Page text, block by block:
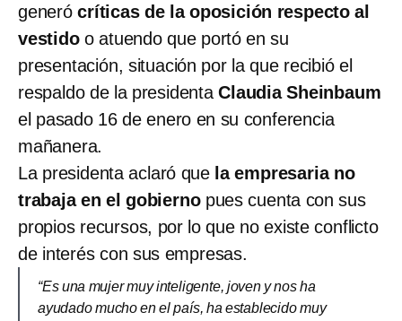
generócríticas de la oposición respecto al
vestidoo atuendo que portó en su
presentación, situación por la que recibió el
respaldo de la presidentaClaudia Sheinbaum
el pasado 16 de enero en su conferencia
mañanera.
La presidenta aclaró que la empresaria no
trabaja en el gobierno pues cuenta con sus
propios recursos, por lo que no existe conflicto
de interés con sus empresas.
“Es una mujer muy inteligente, joven y nos ha
ayudado mucho en el país, ha establecido muy